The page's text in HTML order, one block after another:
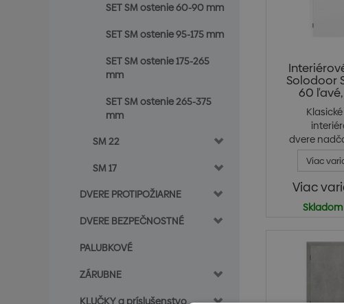
SET SM ostenie 60-90 mm
SET SM ostenie 95-175 mm
SET SM ostenie 175-265
mm
SET SM ostenie 265-375
mm
SM 22
SM 17
DVERE PROTIPOŽIARNE
DVERE BEZPEČNOSTNÉ
PALUBKOVÉ
ZÁRUBNE
KLUČKY a príslušenstvo
Solodoor
60
dvere
dizajnu.
Viac
Viac
Skladom